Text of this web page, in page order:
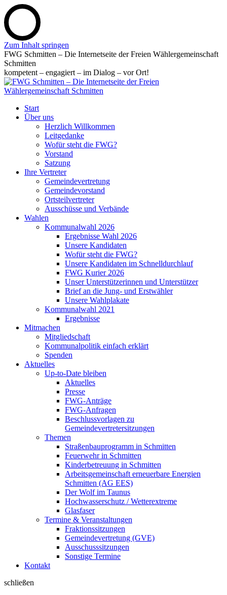
Zum Inhalt springen
FWG Schmitten – Die Internetseite der Freien Wählergemeinschaft
Schmitten
kompetent – engagiert – im Dialog – vor Ort!
Start
Über uns
Herzlich Willkommen
Leitgedanke
Wofür steht die FWG?
Vorstand
Satzung
Ihre Vertreter
Gemeindevertretung
Gemeindevorstand
Ortsteilvertreter
Ausschüsse und Verbände
Wahlen
Kommunalwahl 2026
Ergebnisse Wahl 2026
Unsere Kandidaten
Wofür steht die FWG?
Unsere Kandidaten im Schnelldurchlauf
FWG Kurier 2026
Unser Unterstützerinnen und Unterstützer
Brief an die Jung- und Erstwähler
Unsere Wahlplakate
Kommunalwahl 2021
Ergebnisse
Mitmachen
Mitgliedschaft
Kommunalpolitik einfach erklärt
Spenden
Aktuelles
Up-to-Date bleiben
Aktuelles
Presse
FWG-Anträge
FWG-Anfragen
Beschlussvorlagen zu
Gemeindevertretersitzungen
Themen
Straßenbauprogramm in Schmitten
Feuerwehr in Schmitten
Kinderbetreuung in Schmitten
Arbeitsgemeinschaft erneuerbare Energien
Schmitten (AG EES)
Der Wolf im Taunus
Hochwasserschutz / Wetterextreme
Glasfaser
Termine & Veranstaltungen
Fraktionssitzungen
Gemeindevertretung (GVE)
Ausschusssitzungen
Sonstige Termine
Kontakt
schließen